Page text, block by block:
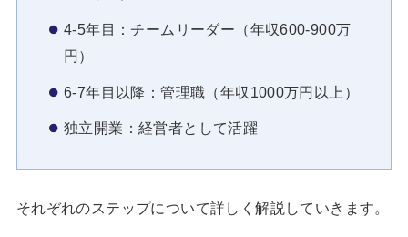
4-5年目：チームリーダー（年収600-900万
円）
6-7年目以降：管理職（年収1000万円以上）
独立開業：経営者として活躍
それぞれのステップについて詳しく解説していきます。